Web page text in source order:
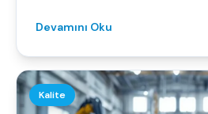
Devamını Oku
Kalite